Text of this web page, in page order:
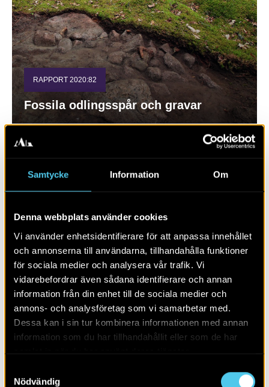
Samtycke Information Om
Denna webbplats använder cookies
Vi använder enhetsidentifierare för att anpassa innehållet
och annonserna till användarna, tillhandahålla funktioner
för sociala medier och analysera vår trafik. Vi
vidarebefordrar även sådana identifierare och annan
information från din enhet till de sociala medier och
annons- och analysföretag som vi samarbetar med.
Dessa kan i sin tur kombinera informationen med annan
information som du har tillhandahållit eller som de har
Nödvändig
RAPPORT 2020:82
Fossila odlingsspår och gravar
RAPPORT 2020:119
Väg 23